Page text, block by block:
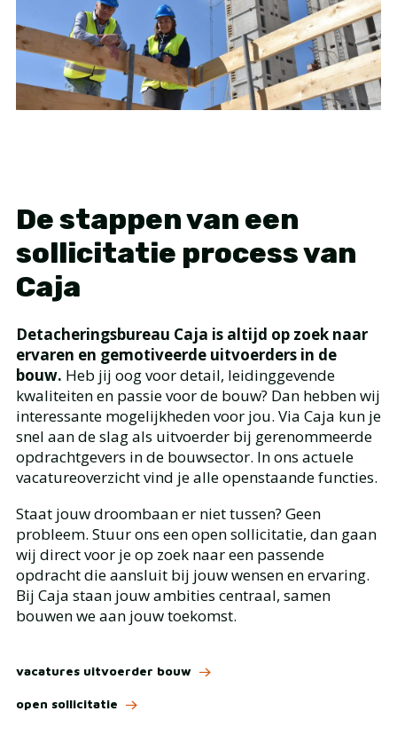
De stappen van een
sollicitatie process van
Caja
Detacheringsbureau Caja is altijd op zoek naar
ervaren en gemotiveerde uitvoerders in de
bouw. Heb jij oog voor detail, leidinggevende
kwaliteiten en passie voor de bouw? Dan hebben wij
interessante mogelijkheden voor jou. Via Caja kun je
snel aan de slag als uitvoerder bij gerenommeerde
opdrachtgevers in de bouwsector. In ons actuele
vacatureoverzicht vind je alle openstaande functies.
Staat jouw droombaan er niet tussen? Geen
probleem. Stuur ons een open sollicitatie, dan gaan
wij direct voor je op zoek naar een passende
opdracht die aansluit bij jouw wensen en ervaring.
Bij Caja staan jouw ambities centraal, samen
bouwen we aan jouw toekomst.
vacatures uitvoerder bouw
open sollicitatie